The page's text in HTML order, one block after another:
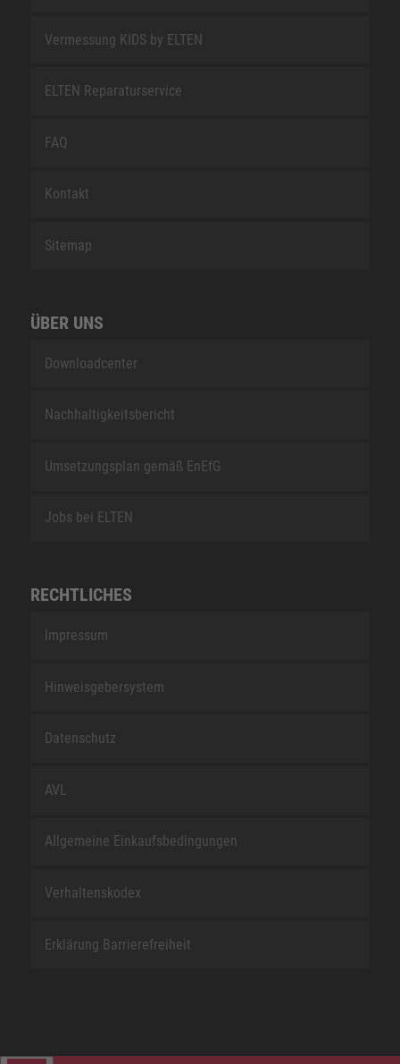
Vermessung KIDS by ELTEN
ELTEN Reparaturservice
FAQ
Kontakt
Sitemap
ÜBER UNS
Downloadcenter
Nachhaltigkeitsbericht
Umsetzungsplan gemäß EnEfG
Jobs bei ELTEN
RECHTLICHES
Impressum
Hinweisgebersystem
Datenschutz
AVL
Allgemeine Einkaufsbedingungen
Verhaltenskodex
Erklärung Barrierefreiheit